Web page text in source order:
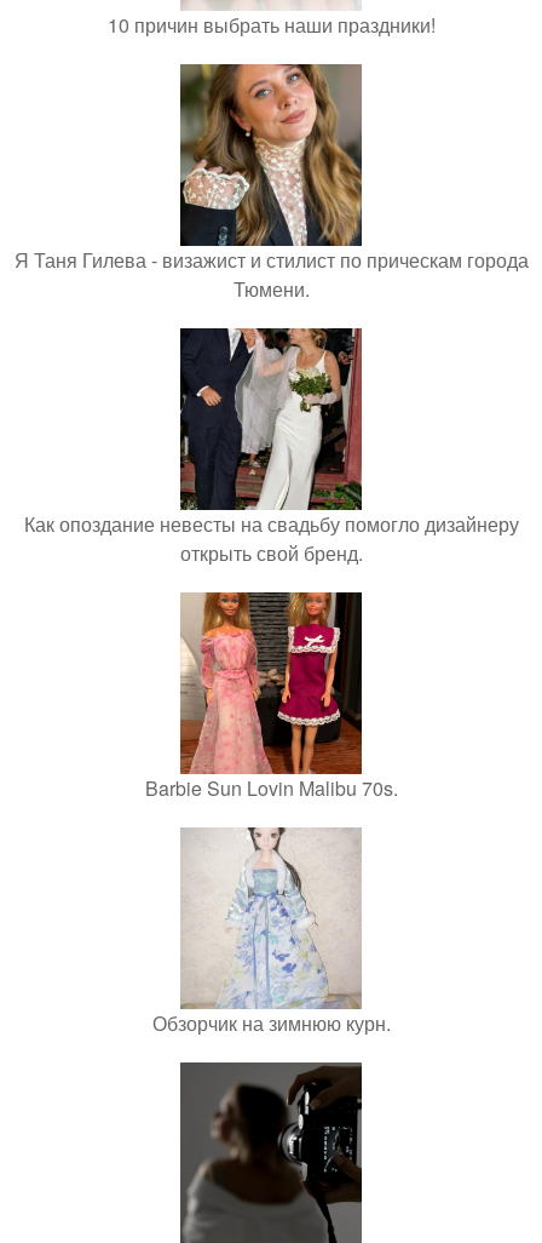
10 причин выбрать наши праздники!
Я Таня Гилева - визажист и стилист по прическам города
Тюмени.
Как опоздание невесты на свадьбу помогло дизайнеру
открыть свой бренд.
Barbie Sun Lovin Malibu 70s.
Обзорчик на зимнюю курн.